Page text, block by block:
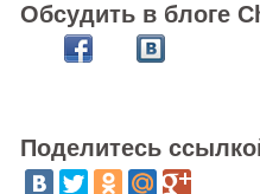
Обсудить в блоге
Поделитесь